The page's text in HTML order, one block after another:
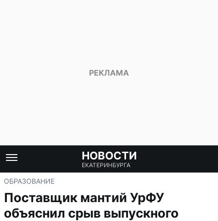
НОВОСТИ
ЕКАТЕРИНБУРГА
ОБРАЗОВАНИЕ
Поставщик мантий УрФУ
объяснил срыв выпускного